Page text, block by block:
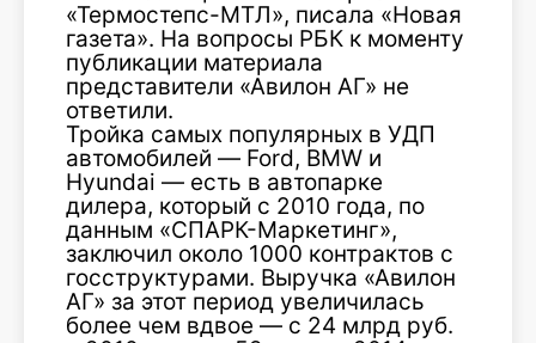
«Термостепс-МТЛ», писала «Новая
газета». На вопросы РБК к моменту
публикации материала
представители «Авилон АГ» не
ответили.
Тройка самых популярных в УДП
автомобилей — Ford, BMW и
Hyundai — есть в автопарке
дилера, который с 2010 года, по
данным «СПАРК-Маркетинг»,
заключил около 1000 контрактов с
госструктурами. Выручка «Авилон
АГ» за этот период увеличилась
более чем вдвое — с 24 млрд руб.